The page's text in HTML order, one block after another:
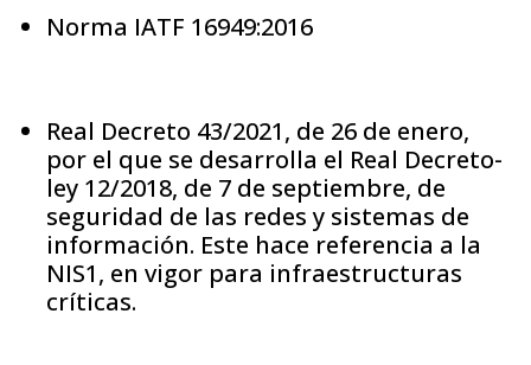
Norma IATF 16949:2016
Real Decreto 43/2021, de 26 de enero,
por el que se desarrolla el Real Decreto-
ley 12/2018, de 7 de septiembre, de
seguridad de las redes y sistemas de
información. Este hace referencia a la
NIS1, en vigor para infraestructuras
críticas.